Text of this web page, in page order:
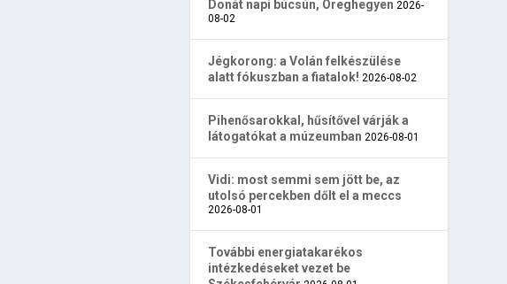
Donát napi búcsún, Öreghegyen 2026-
08-02
Jégkorong: a Volán felkészülése
alatt fókuszban a fiatalok! 2026-08-02
Pihenősarokkal, hűsítővel várják a
látogatókat a múzeumban 2026-08-01
Vidi: most semmi sem jött be, az
utolsó percekben dőlt el a meccs
2026-08-01
További energiatakarékos
intézkedéseket vezet be